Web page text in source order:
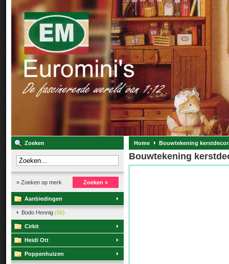
Zoeken
» Zoeken op merk Zoeken »
Aanbiedingen
Bodo Hennig (66)
Cirkit
Heidi Ott
Poppenhuizen
Home Bouwtekening
Bouwtekening